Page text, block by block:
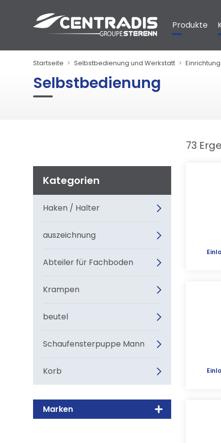
Produkte
Startseite Selbstbedienung und Werkstatt Einrichtung
Selbstbedienung
Kategorien
Haken / Halter
auszeichnung
Abteiler für Fachboden
Krampen
beutel
Schaufensterpuppe Mann
Korb
Marken
73